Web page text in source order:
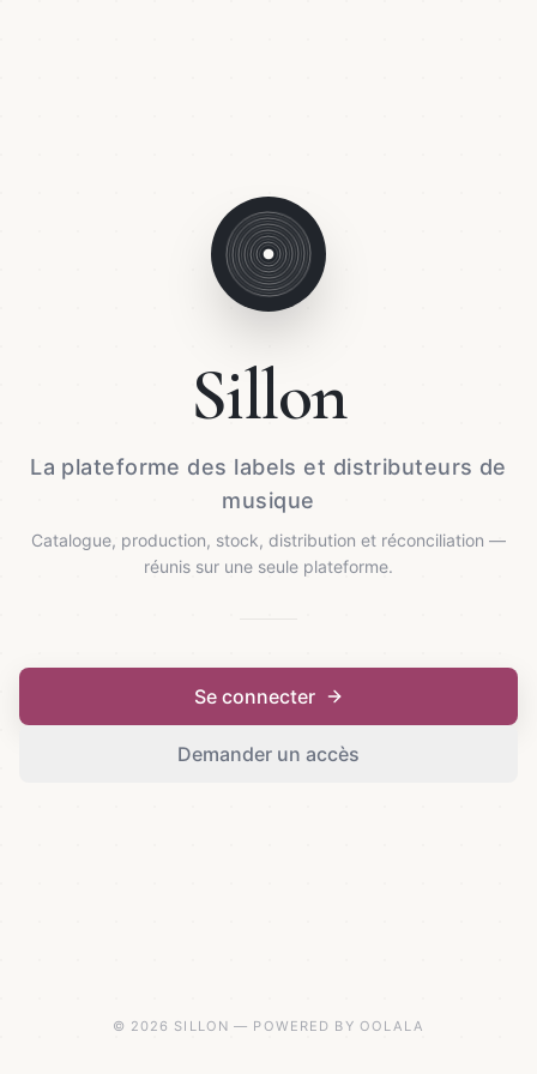
Sillon
La plateforme des labels et distributeurs de
musique
Catalogue, production, stock, distribution et réconciliation —
réunis sur une seule plateforme.
Se connecter
Demander un accès
© 2026 SILLON — POWERED BY OOLALA